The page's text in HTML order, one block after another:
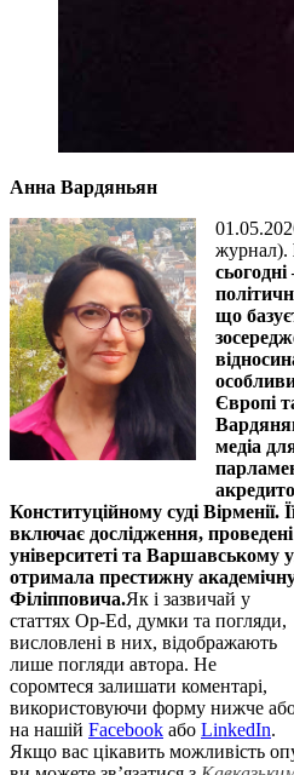
Анна Вардяньян
журнал).
що
Європі
медіа
Конституційному суді Вірменії.
включає дослідження,
університеті та Варшавському
отримала престижну
Філіпповича.Як і зазвичай у
статтях Op-Ed, думки та погляди,
висловлені в них, відображають
лише погляди автора. Не
соромтеся залишати коментарі,
використовуючи форму нижче
на нашій Facebook або LinkedIn.
Якщо вас цікавить можливість